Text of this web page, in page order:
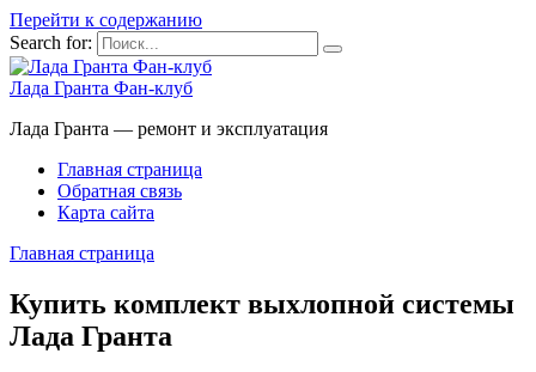
Перейти к содержанию
Search for:
Лада Гранта Фан-клуб
Лада Гранта — ремонт и эксплуатация
Главная страница
Обратная связь
Карта сайта
Главная страница
Купить комплект выхлопной системы
Лада Гранта